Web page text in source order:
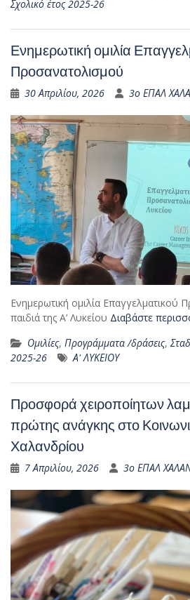
Σχολικό έτος 2025-26
Ενημερωτική ομιλία
Προσανατολισμού
30 Απριλίου, 2026 3ο ΕΠΑΛ
Ενημερωτική ομιλία Επαγγελματικού
παιδιά της Α’ Λυκείου Διαβάστε
Ομιλίες, Προγράμματα /δράσεις,
2025-26
Α' ΛΥΚΕΙΟΥ
Προσφορά χειροποίητων
πρώτης ανάγκης στο
Χαλανδρίου
7 Απριλίου, 2026 3ο ΕΠΑΛ